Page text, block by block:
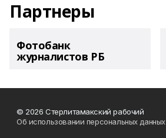
Партнеры
Фотобанк
журналистов РБ
© 2026 Стерлитамакский рабочий
Об использовании персональных данных